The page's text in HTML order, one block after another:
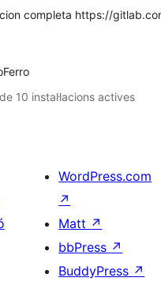
completa https://
10 instal·lacions actives
WordPress.com
↗
Matt ↗
bbPress ↗
BuddyPress ↗